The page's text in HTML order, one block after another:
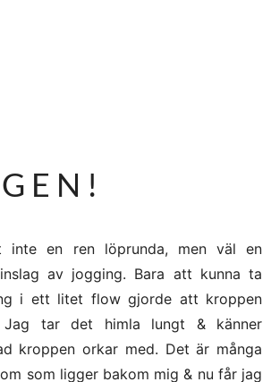
E N !
inte en ren löprunda, men väl en
av jogging. Bara att kunna ta
i ett litet flow gjorde att kroppen
tar det himla lungt & känner
kroppen orkar med. Det är många
som ligger bakom mig & nu får jag